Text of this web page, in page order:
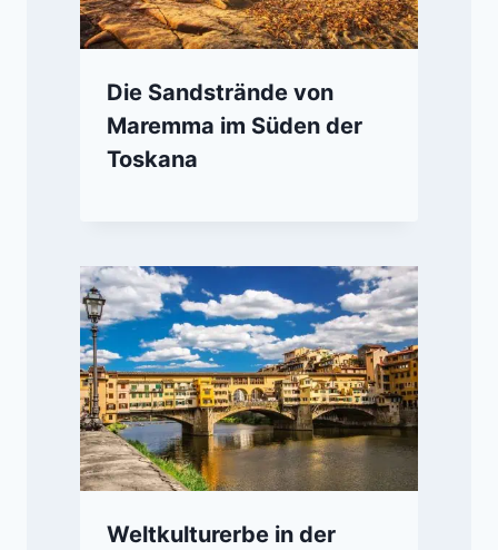
Die Sandstrände von
Maremma im Süden der
Toskana
Weltkulturerbe in der